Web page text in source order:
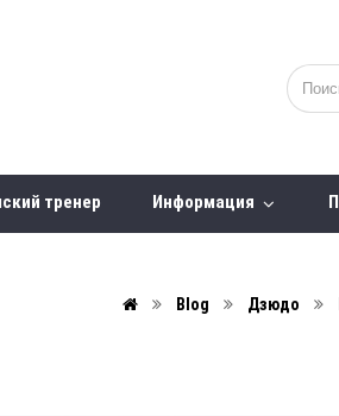
тренер Информация
Blog Дзюдо